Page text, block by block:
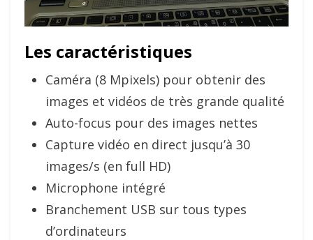
Les caractéristiques
Caméra (8 Mpixels) pour obtenir des
images et vidéos de très grande qualité
Auto-focus pour des images nettes
Capture vidéo en direct jusqu’à 30
images/s (en full HD)
Microphone intégré
Branchement USB sur tous types
d’ordinateurs